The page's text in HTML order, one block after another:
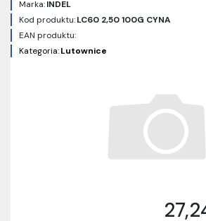
Marka:INDEL
Kod produktu:LC60 2,50 100G CYNA
EAN produktu:
Kategoria:Lutownice